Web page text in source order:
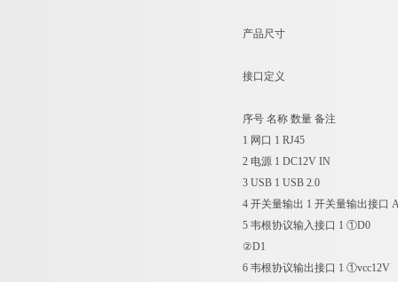
产品尺寸
接口定义
序号 名称 数量 备注
1 网口 1 RJ45
2 电源 1 DC12V IN
3 USB 1 USB 2.0
4 开关量输出 1 开关量输出接口
5 韦根协议输入接口 1 ①D0
②D1
6 韦根协议输出接口 1 ①vcc12V